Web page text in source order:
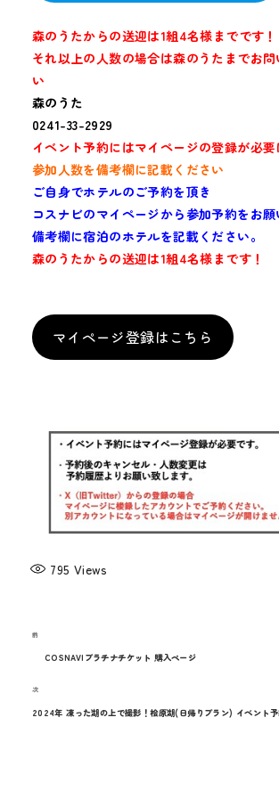
森のうたからの送迎は1組4名様までです！
それ以上の人数の場合は森のうたまでお問
い
森のうた
0241-33-2929
イベント予約にはマイページの登録が必
参加人数を備考欄に記載ください
ご自身でホテルのご予約を頂き
コスナビのマイページから参加予約をお願
備考欄に宿泊のホテルを記載ください。
森のうたからの送迎は1組4名様まです！
マイページ登録はこちら
795 Views
投
稿
ナ
過
稿
前
COSNAVIプラチナチケット 購入ページ
次
の
次
2024年 凍った湖の上で撮影！桧原湖(日帰りプラン) イベント